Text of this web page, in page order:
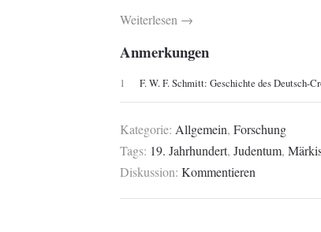
Weiterlesen →
Anmerkungen
1 F. W. F. Schmitt: Geschichte des Deutsch-
Kategorie: Allgemein, Forschung
Tags: 19. Jahrhundert, Judentum,
Diskussion: Kommentieren